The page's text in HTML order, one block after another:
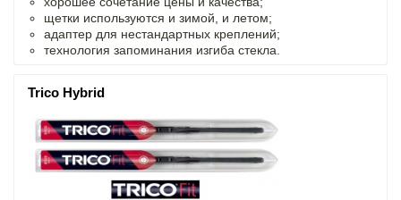
щетки используются и зимой, и летом;
адаптер для нестандартных креплений;
технология запоминания изгиба стекла.
Trico Hybrid